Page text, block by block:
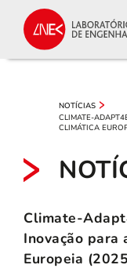
NOTÍCIAS
CLIMATE-
CLIMÁTICA
Climate-
Inovação para
Europeia